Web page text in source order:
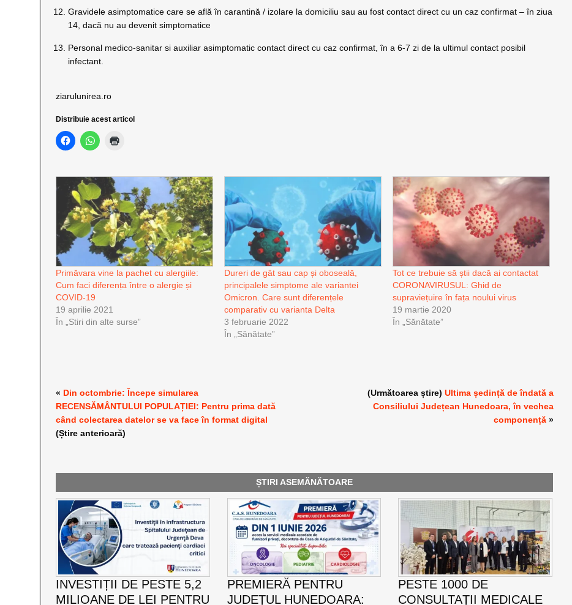
Gravidele asimptomatice care se află în carantină / izolare la domiciliu sau au fost contact direct cu un caz confirmat – în ziua
14, dacă nu au devenit simptomatice
Personal medico-sanitar si auxiliar asimptomatic contact direct cu caz confirmat, în a 6-7 zi de la ultimul contact posibil
infectant.
ziarulunirea.ro
Distribuie acest articol
Primăvara vine la pachet cu alergiile:
Cum faci diferența între o alergie și
COVID-19
19 aprilie 2021
În „Stiri din alte surse”
Dureri de gât sau cap și oboseală,
principalele simptome ale variantei
Omicron. Care sunt diferențele
comparativ cu varianta Delta
3 februarie 2022
În „Sănătate”
Tot ce trebuie să știi dacă ai contactat
CORONAVIRUSUL: Ghid de
supraviețuire în fața noului virus
19 martie 2020
În „Sănătate”
« Din octombrie: Începe simularea
RECENSĂMÂNTULUI POPULAȚIEI: Pentru prima dată
când colectarea datelor se va face în format digital
(Știre anterioară)
(Următoarea știre)Ultima ședință de îndată a
Consiliului Județean Hunedoara, în vechea
componență »
ȘTIRI ASEMĂNĂTOARE
INVESTIȚII DE PESTE 5,2
MILIOANE DE LEI PENTRU
PREMIERĂ PENTRU
JUDEȚUL HUNEDOARA:
PESTE 1000 DE
CONSULTAȚII MEDICALE